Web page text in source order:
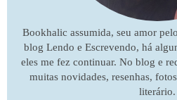
Bookhalic assumida, seu amor
blog Lendo e Escrevendo, há
eles me fez continuar. No blog e
muitas novidades, resenhas,
literário.